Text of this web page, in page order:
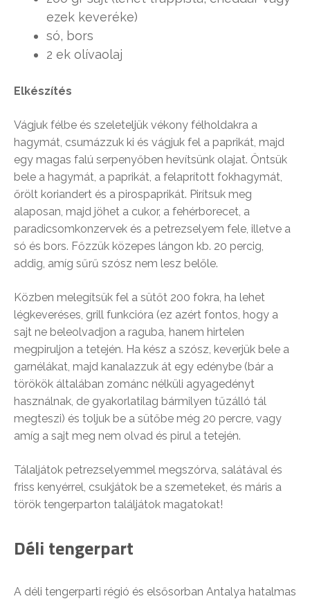
ezek keveréke)
só, bors
2 ek olívaolaj
Elkészítés
Vágjuk félbe és szeleteljük vékony félholdakra a
hagymát, csumázzuk ki és vágjuk fel a paprikát, majd
egy magas falú serpenyőben hevítsünk olajat. Öntsük
bele a hagymát, a paprikát, a felaprított fokhagymát,
őrölt koriandert és a pirospaprikát. Pirítsuk meg
alaposan, majd jöhet a cukor, a fehérborecet, a
paradicsomkonzervek és a petrezselyem fele, illetve a
só és bors. Főzzük közepes lángon kb. 20 percig,
addig, amíg sűrű szósz nem lesz belőle.
Közben melegítsük fel a sütőt 200 fokra, ha lehet
légkeveréses, grill funkcióra (ez azért fontos, hogy a
sajt ne beleolvadjon a raguba, hanem hirtelen
megpiruljon a tetején. Ha kész a szósz, keverjük bele a
garnélákat, majd kanalazzuk át egy edénybe (bár a
törökök általában zománc nélküli agyagedényt
használnak, de gyakorlatilag bármilyen tűzálló tál
megteszi) és toljuk be a sütőbe még 20 percre, vagy
amíg a sajt meg nem olvad és pirul a tetején.
Tálaljátok petrezselyemmel megszórva, salátával és
friss kenyérrel, csukjátok be a szemeteket, és máris a
török tengerparton találjátok magatokat!
Déli tengerpart
A déli tengerparti régió és elsősorban Antalya hatalmas